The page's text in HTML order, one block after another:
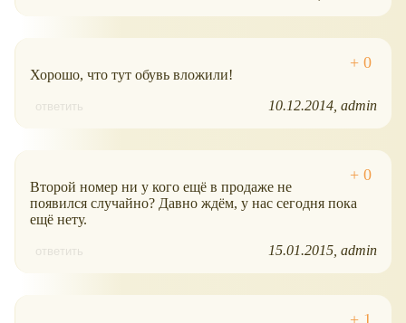
Хорошо, что тут обувь вложили!
ответить 10.12.2014 admin
Второй номер ни у кого ещё в продаже не
появился случайно? Давно ждём, у нас сегодня пока
ещё нету.
ответить 15.01.2015 admin